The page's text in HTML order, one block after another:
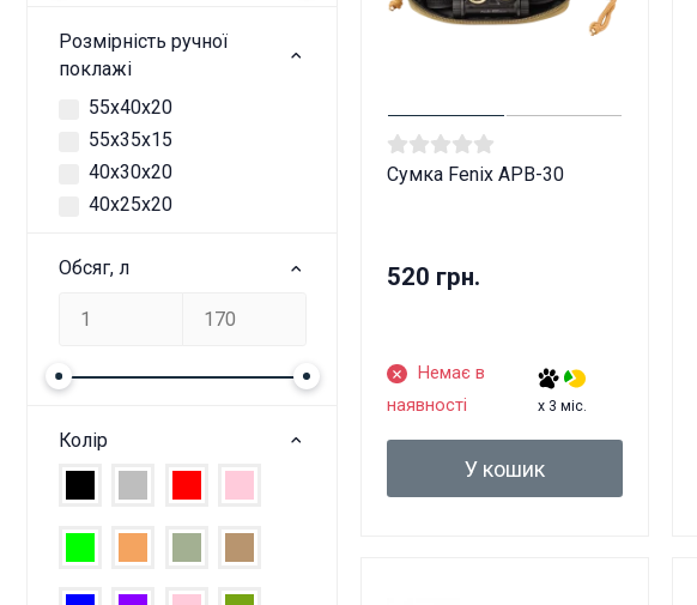
Розмірність ручної
поклажі
55х40х20
55x35x15
40х30х20
40х25х20
Обсяг, л
Колір
Сумка Fenix APB-30
520 грн.
Немає в
наявності
x 3 міс.
У кошик